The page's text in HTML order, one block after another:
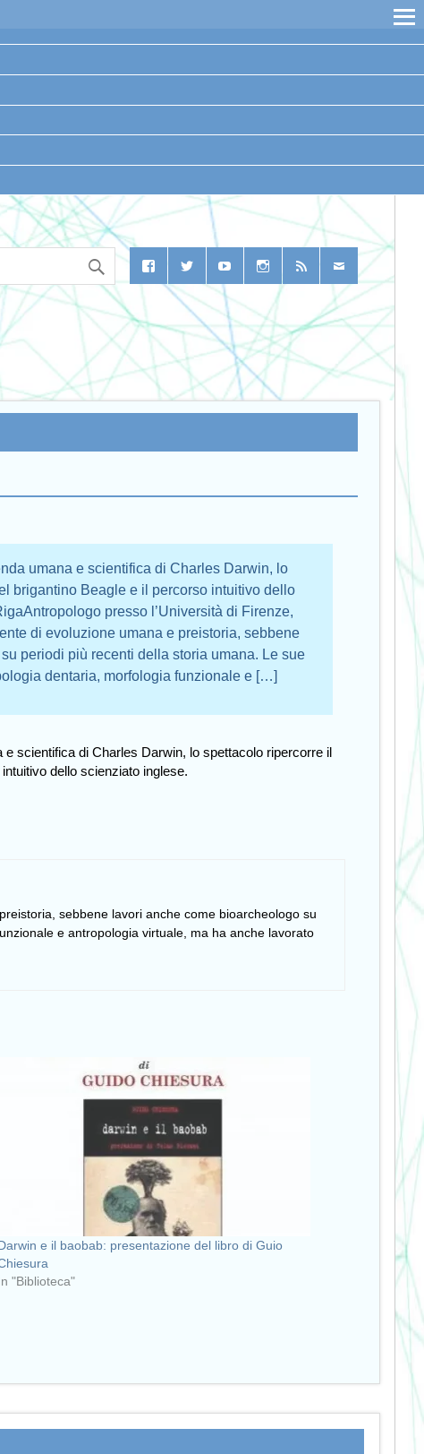
umana e scientifica di Charles Darwin, lo
brigantino Beagle e il percorso intuitivo dello
presso l’Università di Firenze,
di evoluzione umana e preistoria, sebbene
periodi più recenti della storia umana. Le sue
dentaria, morfologia funzionale e […]
scientifica di Charles Darwin, lo spettacolo ripercorre il
dello scienziato inglese.
sebbene lavori anche come bioarcheologo su
e antropologia virtuale, ma ha anche lavorato
e il baobab: presentazione del libro di Guio
"Biblioteca"